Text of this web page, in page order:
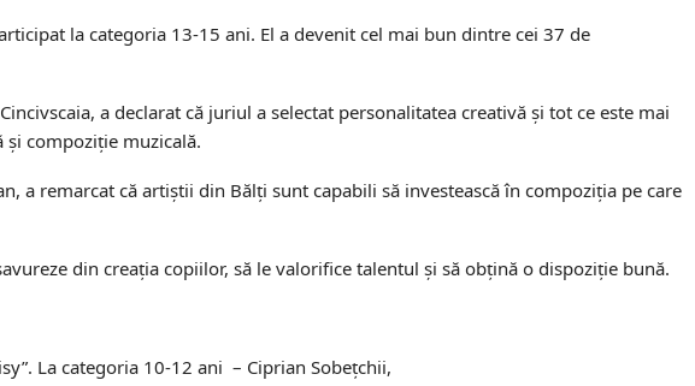
la categoria 13-15 ani. El a devenit cel mai bun dintre cei 37 de
a declarat că juriul a selectat personalitatea creativă și tot ce este mai
compoziție muzicală.
remarcat că artiștii din Bălți sunt capabili să investească în compoziția pe care
din creația copiilor, să le valorifice talentul și să obțină o dispoziție bună.
La categoria 10-12 ani – Ciprian Sobețchii,